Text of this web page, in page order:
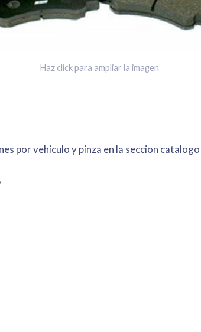
Haz click para ampliar la imagen
por vehiculo y pinza en la seccion